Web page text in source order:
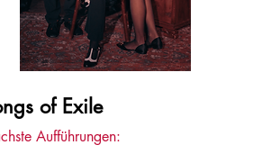
of Exile
Aufführungen: